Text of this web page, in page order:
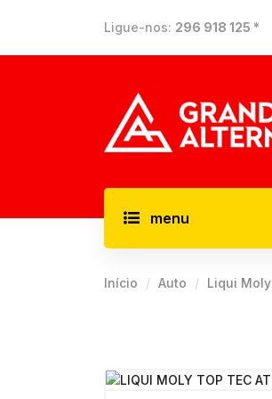
Ligue-nos: 296 918 125 *
menu
Início Auto Liqui Moly